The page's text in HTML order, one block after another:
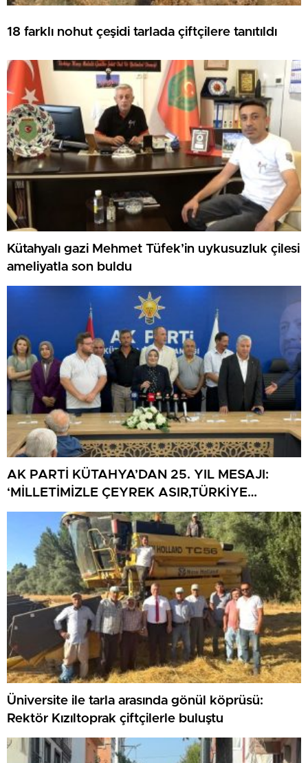
18 farklı nohut çeşidi tarlada çiftçilere tanıtıldı
Kütahyalı gazi Mehmet Tüfek’in uykusuzluk çilesi
ameliyatla son buldu
AK PARTİ KÜTAHYA’DAN 25. YIL MESAJI:
‘MİLLETİMİZLE ÇEYREK ASIR,TÜRKİYE
GELECEĞE HAZIR’
Üniversite ile tarla arasında gönül köprüsü:
Rektör Kızıltoprak çiftçilerle buluştu